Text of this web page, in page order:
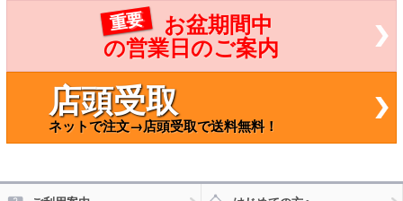
5シリ
重要
お盆期間中
の営業日のご案内
店頭受取
ネットで注文→店頭受取で送料無料！